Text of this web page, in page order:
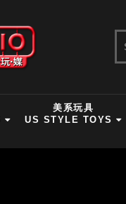
美系玩具
US STYLE TOYS